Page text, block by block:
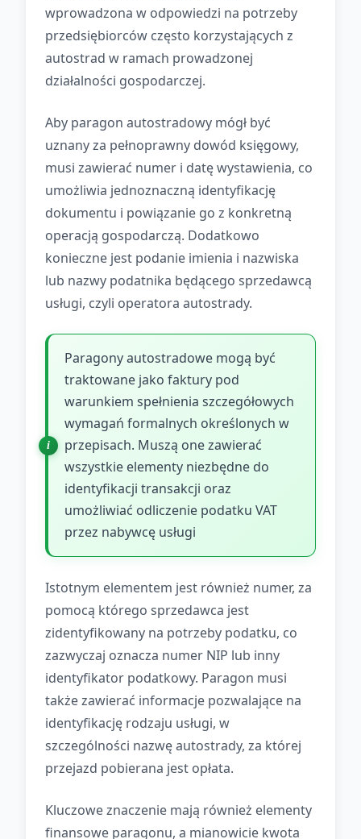
wprowadzona w odpowiedzi na potrzeby
przedsiębiorców często korzystających z
autostrad w ramach prowadzonej
działalności gospodarczej.
Aby paragon autostradowy mógł być
uznany za pełnoprawny dowód księgowy,
musi zawierać numer i datę wystawienia, co
umożliwia jednoznaczną identyfikację
dokumentu i powiązanie go z konkretną
operacją gospodarczą. Dodatkowo
konieczne jest podanie imienia i nazwiska
lub nazwy podatnika będącego sprzedawcą
usługi, czyli operatora autostrady.
Paragony autostradowe mogą być
traktowane jako faktury pod
warunkiem spełnienia szczegółowych
wymagań formalnych określonych w
przepisach. Muszą one zawierać
wszystkie elementy niezbędne do
identyfikacji transakcji oraz
umożliwiać odliczenie podatku VAT
przez nabywcę usługi
Istotnym elementem jest również numer, za
pomocą którego sprzedawca jest
zidentyfikowany na potrzeby podatku, co
zazwyczaj oznacza numer NIP lub inny
identyfikator podatkowy. Paragon musi
także zawierać informacje pozwalające na
identyfikację rodzaju usługi, w
szczególności nazwę autostrady, za której
przejazd pobierana jest opłata.
Kluczowe znaczenie mają również elementy
finansowe paragonu, a mianowicie kwota